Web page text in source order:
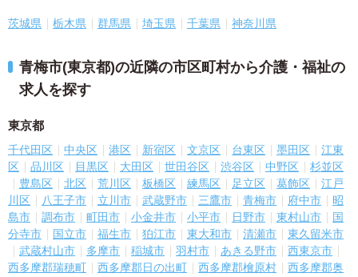
茨城県 栃木県 群馬県 埼玉県 千葉県 神奈川県
青梅市(東京都)の近隣の市区町村から介護・福祉の
求人を探す
東京都
千代田区 中央区 港区 新宿区 文京区 台東区 墨田区
江東
区
品川区 目黒区 大田区 世田谷区 渋谷区 中野区
杉並区
豊島区
北区 荒川区 板橋区 練馬区 足立区 葛飾区
江戸
川区
八王子市 立川市 武蔵野市 三鷹市 青梅市 府中市
昭
島市
調布市 町田市 小金井市 小平市 日野市 東村山市
国
分寺市
国立市 福生市 狛江市 東大和市 清瀬市
東久留米市
武蔵村山市
多摩市 稲城市 羽村市 あきる野市
西東京市
西多摩郡瑞穂町
西多摩郡日の出町 西多摩郡檜原村
西多摩郡奥